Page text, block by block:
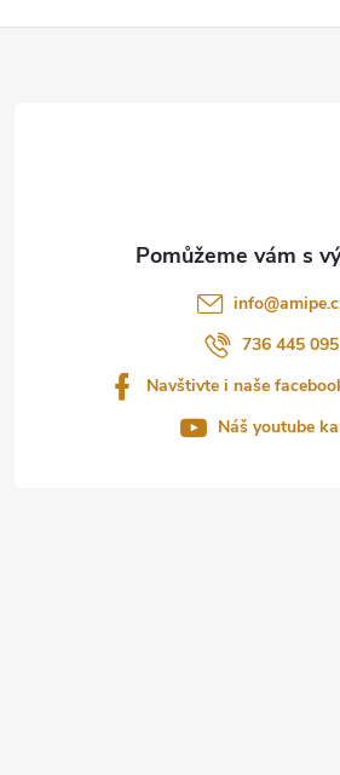
info@
736 445 095
Navštivte i naše
Náš youtube